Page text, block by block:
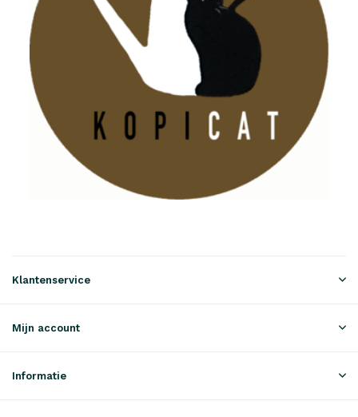
Klantenservice
Mijn account
Informatie